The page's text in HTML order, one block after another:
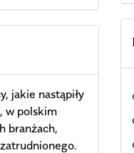
jakie nastąpiły
w polskim
branżach,